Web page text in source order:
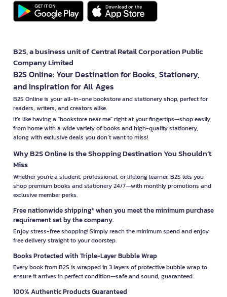
B2S, a business unit of Central Retail Corporation Public
Company Limited
B2S Online: Your Destination for Books, Stationery,
and Inspiration for All Ages
B2S Online is your all-in-one bookstore and stationery shop, perfect for
readers, writers, and creators alike.
It’s like having a "bookstore near me" right at your fingertips—shop easily
from home with a wide variety of books and high-quality stationery,
along with exclusive deals you don’t want to miss!
Why B2S Online Is the Shopping Destination You Shouldn’t
Miss
Whether you're a student, professional, or lifelong learner, B2S lets you
shop premium books and stationery 24/7—with monthly promotions and
exclusive member perks.
Free nationwide shipping* when you meet the minimum purchase
requirement set by the company.
Enjoy stress-free shopping! Simply reach the minimum spend and enjoy
free delivery straight to your doorstep.
Books Protected with Triple-Layer Bubble Wrap
Every book from B2S is wrapped in 3 layers of protective bubble wrap to
ensure it arrives in perfect condition—safe and sound, guaranteed.
100% Authentic Products Guaranteed